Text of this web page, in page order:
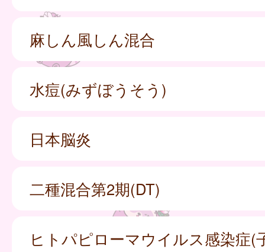
麻しん風しん混合
水痘(みずぼうそう)
日本脳炎
二種混合第2期(DT)
ヒトパピローマウイルス感染症(